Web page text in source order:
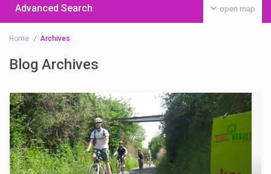
open map
Advanced Search
Home Archives
Blog Archives